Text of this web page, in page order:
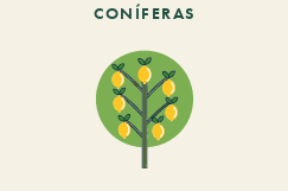
CONÍFERAS